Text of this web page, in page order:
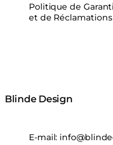
Politique de
et de Réclamations
Blinde Design
E-mail: